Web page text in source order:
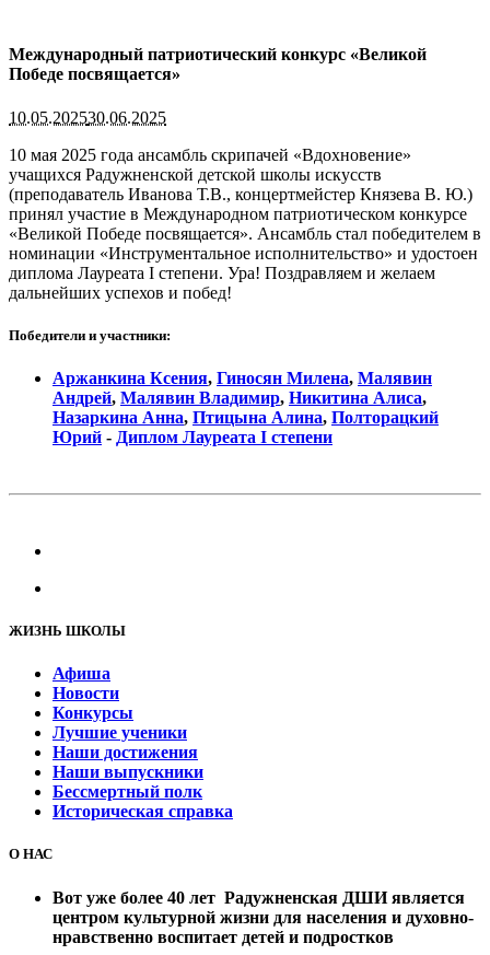
Международный патриотический конкурс «Великой
Победе посвящается»
10.05.202530.06.2025
10 мая 2025 года ансамбль скрипачей «Вдохновение»
учащихся Радужненской детской школы искусств
(преподаватель Иванова Т.В., концертмейстер Князева В. Ю.)
принял участие в Международном патриотическом конкурсе
«Великой Победе посвящается». Ансамбль стал победителем в
номинации «Инструментальное исполнительство» и удостоен
диплома Лауреата I степени. Ура! Поздравляем и желаем
дальнейших успехов и побед!
Победители и участники:
Аржанкина Ксения, Гиносян Милена, Малявин
Андрей, Малявин Владимир, Никитина Алиса,
Назаркина Анна, Птицына Алина, Полторацкий
Юрий - Диплом Лауреата I степени
ЖИЗНЬ ШКОЛЫ
Афиша
Новости
Конкурсы
Лучшие ученики
Наши достижения
Наши выпускники
Бессмертный полк
Историческая справка
О НАС
Вот уже более 40 лет Радужненская ДШИ является
центром культурной жизни для населения и духовно-
нравственно воспитает детей и подростков